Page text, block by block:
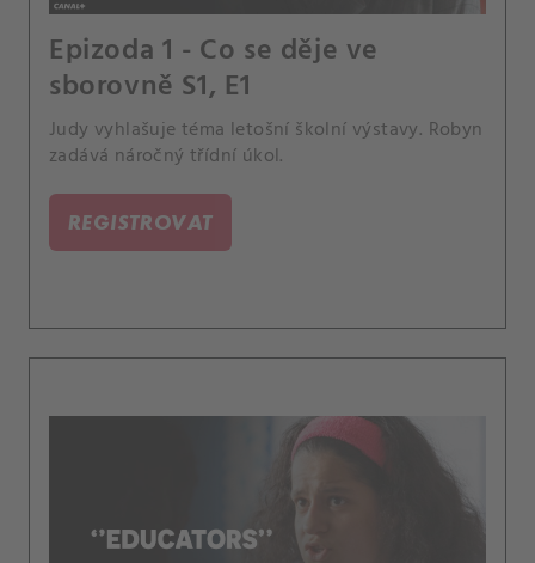
Epizoda 1 - Co se děje ve
sborovně S1, E1
Judy vyhlašuje téma letošní školní výstavy. Robyn
zadává náročný třídní úkol.
REGISTROVAT